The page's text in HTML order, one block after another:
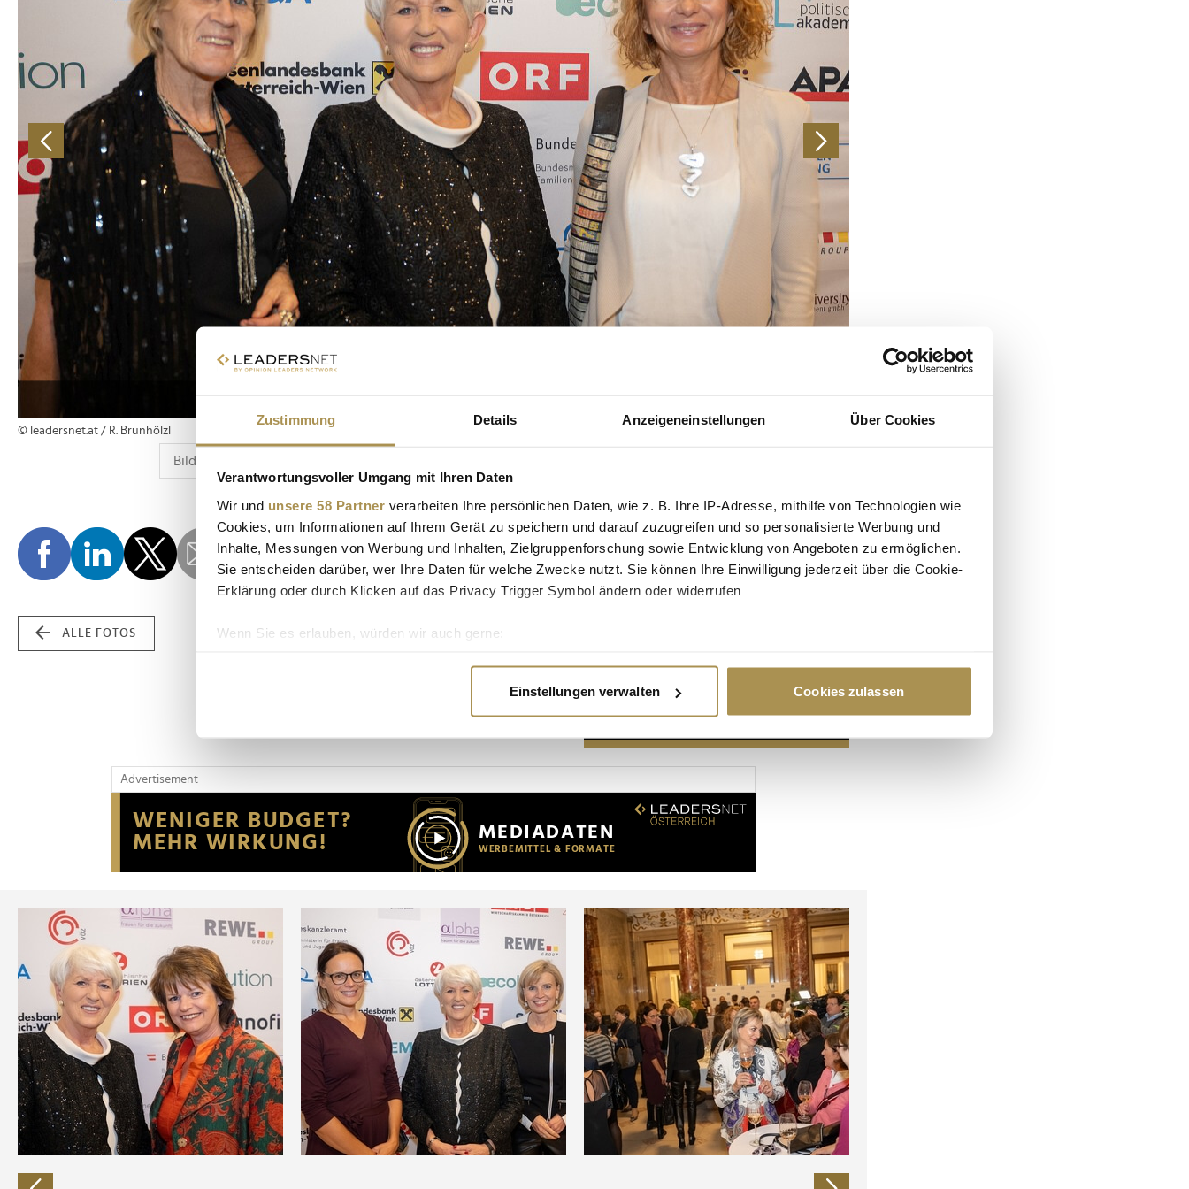
Zustimmung Details Anzeigeneinstellungen Über Cookies
Verantwortungsvoller Umgang mit Ihren Daten
Wir und unsere 58 Partner verarbeiten Ihre persönlichen Daten, wie z. B. Ihre IP-Adresse, mithilfe von Technologien wie
Cookies, um Informationen auf Ihrem Gerät zu speichern und darauf zuzugreifen und so personalisierte Werbung und
Inhalte, Messungen von Werbung und Inhalten, Zielgruppenforschung sowie Entwicklung von Angeboten zu ermöglichen.
Sie entscheiden darüber, wer Ihre Daten für welche Zwecke nutzt. Sie können Ihre Einwilligung jederzeit über die Cookie-
Erklärung oder durch Klicken auf das Privacy Trigger Symbol ändern oder widerrufen
Wenn Sie es erlauben, würden wir auch gerne:
Erfahren Sie mehr darüber, wie Ihre persönlichen Daten verarbeitet werden, und legen Sie Ihre Präferenzen im
Wir verwenden Cookies, um Inhalte und Anzeigen zu personalisieren, Funktionen für soziale Medien anbieten zu können
Website an unsere Partner für soziale Medien, Werbung und Analysen weiter. Unsere Partner führen diese Informationen
möglicherweise mit weiteren Daten zusammen, die Sie ihnen bereitgestellt haben oder die sie im Rahmen Ihrer Nutzung
der Dienste gesammelt haben.
Einstellungen verwalten Cookies zulassen
© leadersnet.at / R. Brunhölzl
ALLE FOTOS
Advertisement
Advertisement